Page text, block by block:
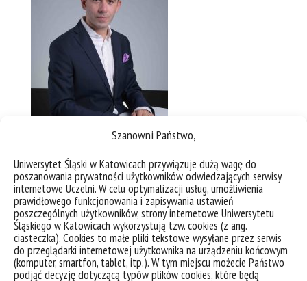
Szanowni Państwo,
Uniwersytet Śląski w Katowicach przywiązuje dużą wagę do
poszanowania prywatności użytkowników odwiedzających serwisy
internetowe Uczelni. W celu optymalizacji usług, umożliwienia
prawidłowego funkcjonowania i zapisywania ustawień
poszczególnych użytkowników, strony internetowe Uniwersytetu
Śląskiego w Katowicach wykorzystują tzw. cookies (z ang.
ciasteczka). Cookies to małe pliki tekstowe wysyłane przez serwis
do przeglądarki internetowej użytkownika na urządzeniu końcowym
(komputer, smartfon, tablet, itp.). W tym miejscu możecie Państwo
podjąć decyzję dotyczącą typów plików cookies, które będą
dr hab. Małgorzata
Płomińska
Zastępczyni Dyrektora
kierunku
e-mail:malgorzata.plominska@us.edu.pl